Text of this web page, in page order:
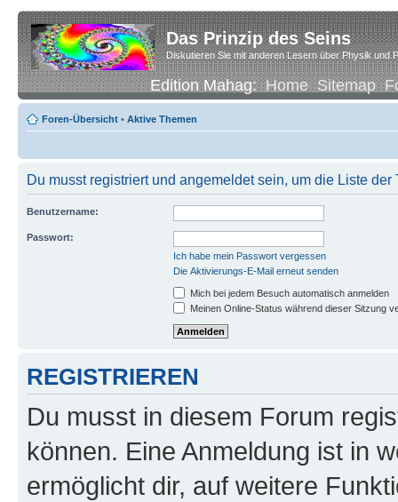
Das Prinzip des Seins
Diskutieren Sie mit anderen Lesern über Physik und
Edition Mahag:Home Sitemap
Foren-Übersicht • Aktive Themen
Du musst registriert und angemeldet sein, um die Liste
Benutzername:
Passwort:
Ich habe mein Passwort vergessen
Die Aktivierungs-E-Mail erneut senden
Mich bei jedem Besuch automatisch anmelden
Meinen Online-Status während dieser Sitzung
REGISTRIEREN
Du musst in diesem Forum
können. Eine Anmeldung ist in
ermöglicht dir, auf weitere